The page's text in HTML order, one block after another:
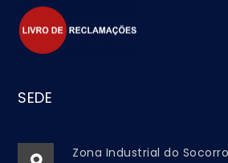
SEDE
Zona Industrial do